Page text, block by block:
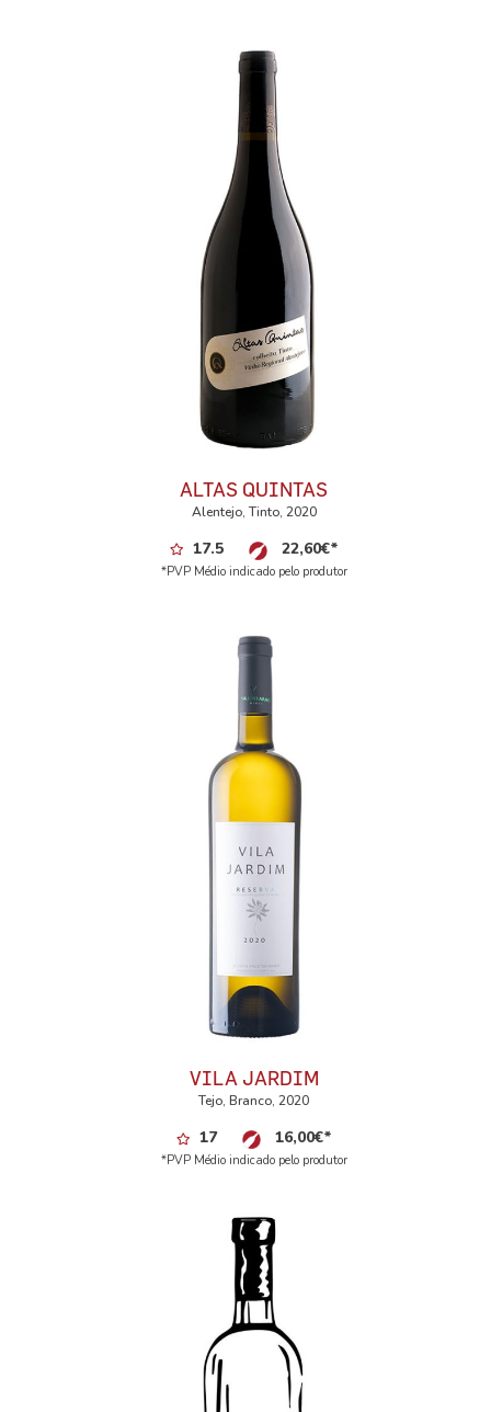
ALTAS QUINTAS
Alentejo, Tinto, 2020
17.5 22,60€*
*PVP Médio indicado pelo produtor
VILA JARDIM
Tejo, Branco, 2020
17 16,00€*
*PVP Médio indicado pelo produtor